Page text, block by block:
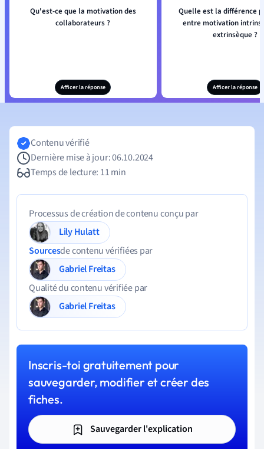
Qu'est-ce que la motivation des
collaborateurs ?
Afficer la réponse
Quelle est la différence
entre motivation
extrinsèque ?
Afficer la réponse
Contenu vérifié
Dernière mise à jour: 06.10.2024
Temps de lecture: 11 min
Processus de création de contenu conçu par
Lily Hulatt
Sourcesde contenu vérifiées par
Gabriel Freitas
Qualité du contenu vérifiée par
Gabriel Freitas
Inscris-toi gratuitement pour
sauvegarder, modifier et créer des
fiches.
Sauvegarder l'explication